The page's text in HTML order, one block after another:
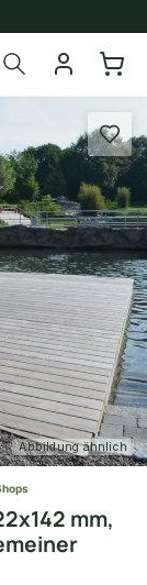
Abbildung ähnlich
mm,